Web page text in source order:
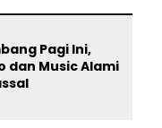
Pagi Ini,
dan Music Alami